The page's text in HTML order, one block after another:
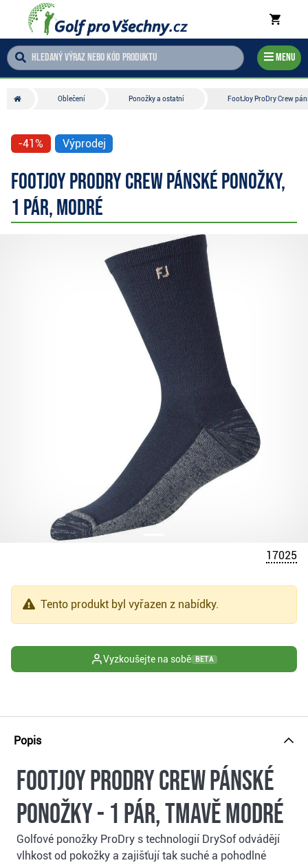
Menu
Oblečení Ponožky a ostatní FootJoy ProDry Crew
-41% Výprodej
FootJoy ProDry Crew pánské ponožky,
1 pár, modré
17025
Tento produkt byl vyřazen z nabídky.
Vyzkoušejte na sobě BETA
Popis
FootJoy ProDry Crew pánské
ponožky - 1 pár, tmavě modré
Golfové ponožky ProDry s technologií DrySof odvádějí
vlhkost od pokožky a zajišťují tak suché a pohodlné